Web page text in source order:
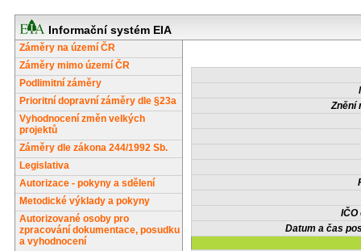
Informační systém EIA
Záměry na území ČR
Záměry mimo území ČR
Podlimitní záměry
Prioritní dopravní záměry dle §23a
Vyhodnocení změn velkých
projektů
Záměry dle zákona 244/1992 Sb.
Legislativa
Autorizace - pokyny a sdělení
Metodické výklady a pokyny
Autorizované osoby pro
zpracování dokumentace, posudku
a vyhodnocení
Znění
IČO
Datum a čas